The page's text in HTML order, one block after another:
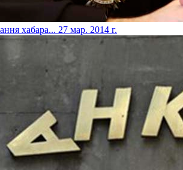
хабара... 27 мар. 2014 г.